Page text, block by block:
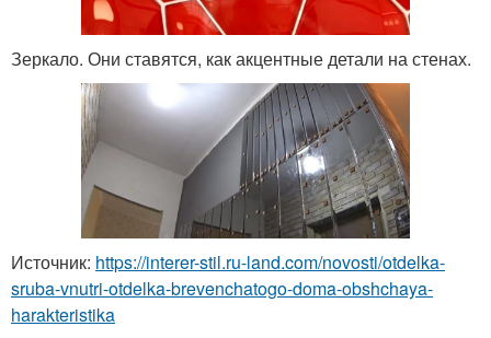
Зеркало. Они ставятся, как акцентные детали на стенах.
Источник: https://interer-stil.ru-land.com/novosti/otdelka-
sruba-vnutri-otdelka-brevenchatogo-doma-obshchaya-
harakteristika